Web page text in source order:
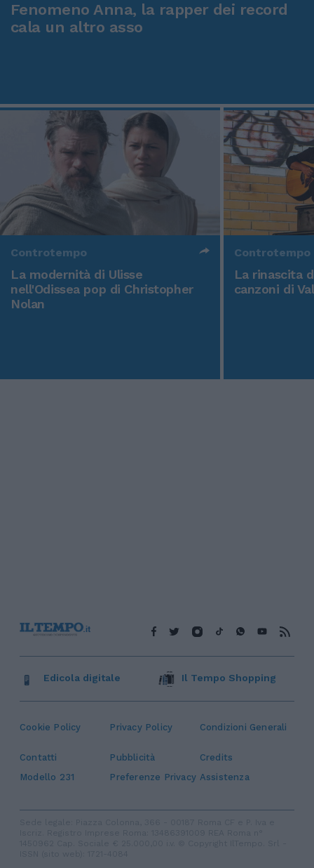
Fenomeno Anna, la rapper dei record
cala un altro asso
Controtempo
La modernità di Ulisse
nell'Odissea pop di Christopher
Nolan
Controtempo
La rinascita
canzoni di
Cookie Policy Privacy Policy Condizioni Generali
Contatti Pubblicità
Credits
Modello 231
Preferenze Privacy Assistenza
Edicola digitale Il Tempo Shopping